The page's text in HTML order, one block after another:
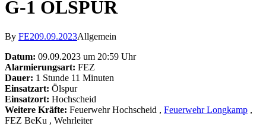
G-1 ÖLSPUR
By FE209.09.2023Allgemein
Datum: 09.09.2023 um 20:59 Uhr
Alarmierungsart: FEZ
Dauer: 1 Stunde 11 Minuten
Einsatzart: Ölspur
Einsatzort: Hochscheid
Weitere Kräfte: Feuerwehr Hochscheid , Feuerwehr Longkamp ,
FEZ BeKu , Wehrleiter